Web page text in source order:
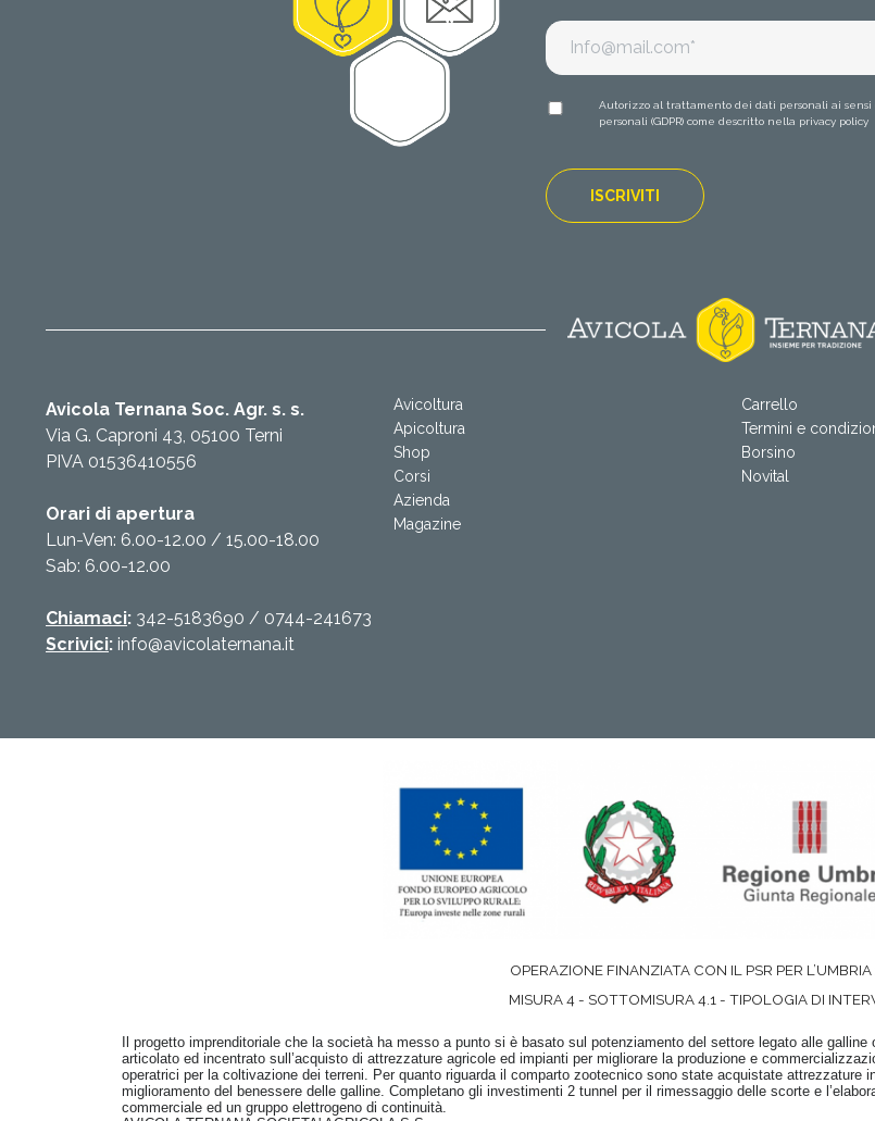
Autorizzo al trattamento dei dati personali ai
personali (GDPR) come descritto nella privacy policy
Avicola Ternana Soc. Agr. s. s.
Via G. Caproni 43, 05100 Terni
PIVA 01536410556
Orari di apertura
Lun-Ven: 6.00-12.00 / 15.00-18.00
Sab: 6.00-12.00
Chiamaci: 342-5183690 / 0744-241673
Scrivici: info@avicolaternana.it
Avicoltura
Apicoltura
Shop
Corsi
Azienda
Magazine
Carrello
Termini e
Borsino
Novital
OPERAZIONE FINANZIATA CON IL PSR PER
MISURA 4 - SOTTOMISURA 4.1 - TIPOLOGIA DI
Il progetto imprenditoriale che la società ha messo a punto si è basato sul potenziamento del settore legato alle
articolato ed incentrato sull’acquisto di attrezzature agricole ed impianti per migliorare la produzione e
operatrici per la coltivazione dei terreni. Per quanto riguarda il comparto zootecnico sono state acquistate attrezzature
miglioramento del benessere delle galline. Completano gli investimenti 2 tunnel per il rimessaggio delle scorte e
commerciale ed un gruppo elettrogeno di continuità.